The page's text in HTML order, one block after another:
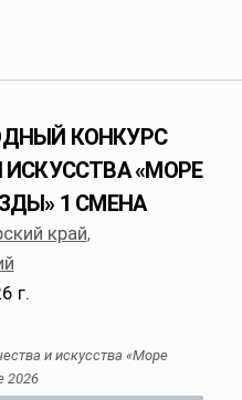
КОНКУРС
«МОРЕ
1 СМЕНА
край,
г.
и искусства «Море
2026